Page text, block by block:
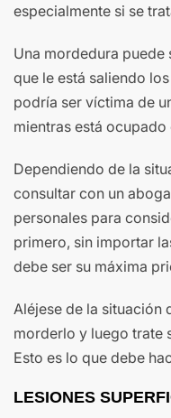
especialmente si se
Una mordedura
que le está saliendo
podría ser víctima de
mientras está ocupado
Dependiendo de la
consultar con un
personales para
primero, sin importar
debe ser su máxima
Aléjese de la situación
morderlo y luego trate
Esto es lo que debe
LESIONES